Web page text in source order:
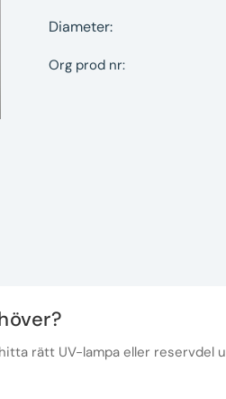
Diameter:
Org prod nr:
rätt UV-lampa eller reservdel